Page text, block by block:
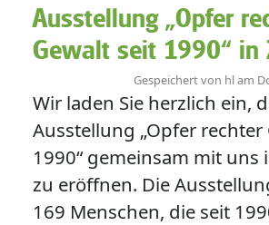
Ausstellung „Opfer
Gewalt seit 1990“ in
Gespeichert von hlam
Wir laden Sie herzlich ein,
Ausstellung „Opfer rechter
1990“ gemeinsam mit uns
zu eröffnen. Die
169 Menschen, die seit